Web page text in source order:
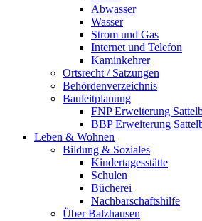
Abwasser
Wasser
Strom und Gas
Internet und Telefon
Kaminkehrer
Ortsrecht / Satzungen
Behördenverzeichnis
Bauleitplanung
FNP Erweiterung
BBP Erweiterung
Leben & Wohnen
Bildung & Soziales
Kindertagesstätte
Schulen
Bücherei
Nachbarschaftshilfe
Über Balzhausen